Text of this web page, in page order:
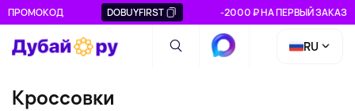
ПРОМОКОД DOBUYFIRST -2000 ₽ НА ПЕРВЫЙ ЗАКАЗ
RU
Кроссовки